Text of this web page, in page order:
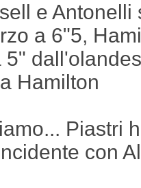
e
a 6"5,
5"
Hamilton
Piastri
con